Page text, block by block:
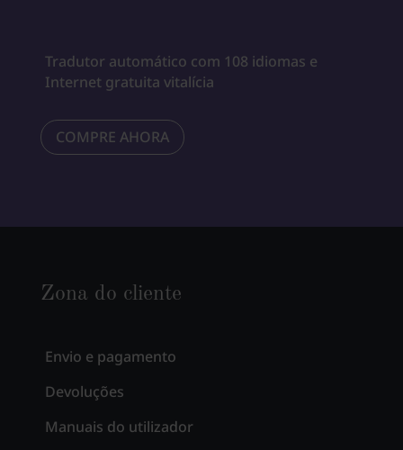
Tradutor automático com 108 idiomas e
Internet gratuita vitalícia
COMPRE AHORA
Zona do cliente
Envio e pagamento
Devoluções
Manuais do utilizador